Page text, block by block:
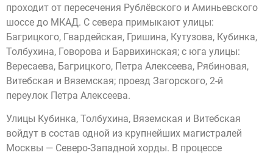
проходит от пересечения Рублёвского и Аминьевского
шоссе до МКАД. С севера примыкают улицы:
Багрицкого, Гвардейская, Гришина, Кутузова, Кубинка,
Толбухина, Говорова и Барвихинская; с юга улицы:
Вересаева, Багрицкого, Петра Алексеева, Рябиновая,
Витебская и Вяземская; проезд Загорского, 2-й
переулок Петра Алексеева.
Улицы Кубинка, Толбухина, Вяземская и Витебская
войдут в состав одной из крупнейших магистралей
Москвы — Северо-Западной хорды. В процессе